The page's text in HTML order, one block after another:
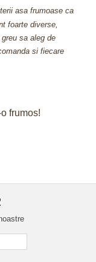
asa frumoase ca
foarte diverse,
sa aleg de
si fiecare
frumos!